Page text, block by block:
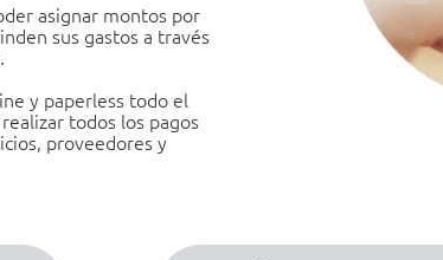
asignar montos por
sus gastos a través
y paperless todo el
todos los pagos
proveedores y